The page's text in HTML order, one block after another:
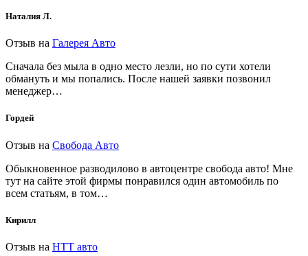
Наталия Л.
Отзыв на Галерея Авто
Сначала без мыла в одно место лезли, но по сути хотели
обмануть и мы попались. После нашей заявки позвонил
менеджер…
Гордей
Отзыв на Свобода Авто
Обыкновенное разводилово в автоцентре свобода авто! Мне
тут на сайте этой фирмы понравился один автомобиль по
всем статьям, в том…
Кирилл
Отзыв на НТТ авто